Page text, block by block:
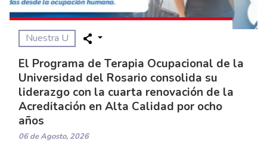
Nuestra U
El Programa de Terapia Ocupacional de la
Universidad del Rosario consolida su
liderazgo con la cuarta renovación de la
Acreditación en Alta Calidad por ocho
años
06 de Agosto, 2026